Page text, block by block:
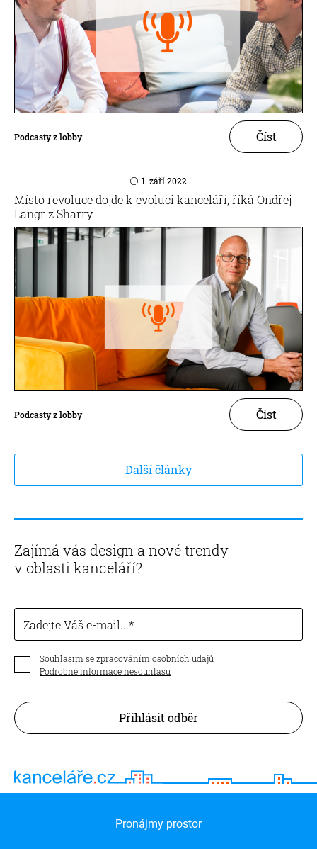
Podcasty z lobby Číst
1. září 2022
Místo revoluce dojde k evoluci kanceláří, říká Ondřej
Langr z Sharry
Podcasty z lobby Číst
Další články
Zajímá vás design a nové trendy
v oblasti kanceláří?
Zadejte Váš e-mail...
Souhlasím se zpracováním osobních údajů
Podrobné informace nesouhlasu
Přihlásit odběr
Pronájmy prostor